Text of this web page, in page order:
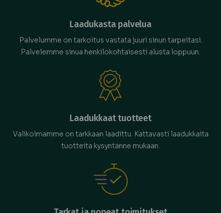
Laadukasta palvelua
Palvelumme on tarkoitus vastata juuri sinun tarpeitasi.
Palvelemme sinua henkilökohtaisesti alusta loppuun.
Laadukkaat tuotteet
Valikoimamme on tarkkaan laadittu. Kattavasti laadukkaita
tuotteita kysyntänne mukaan.